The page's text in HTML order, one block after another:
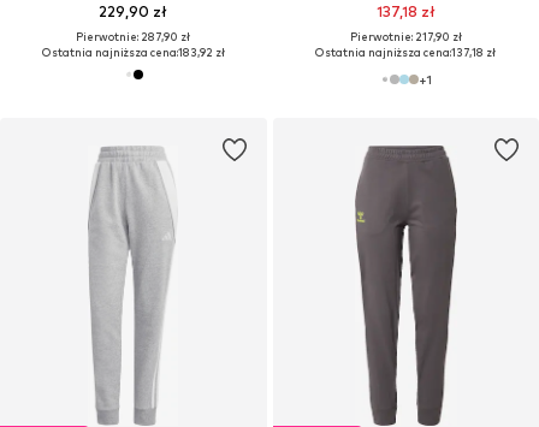
229,90 zł
Pierwotnie: 287,90 zł
Ostatnia najniższa cena:183,92 zł
137,18 zł
Pierwotnie: 217,90 zł
Ostatnia najniższa cena:137,18 zł
+1